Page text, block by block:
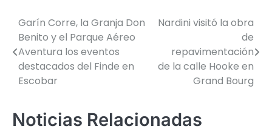
Navegación
de
entradas
Garín Corre, la Granja Don
Benito y el Parque Aéreo
Aventura los eventos
destacados del Finde en
Escobar
Nardini visitó la obra
de
repavimentación
de la calle Hooke en
Grand Bourg
Noticias Relacionadas